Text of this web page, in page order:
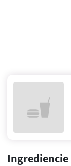
Ingrediencie